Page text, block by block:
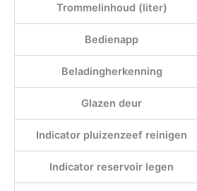
Trommelinhoud (liter)
Bedienapp
Beladingherkenning
Glazen deur
Indicator pluizenzeef reinigen
Indicator reservoir legen